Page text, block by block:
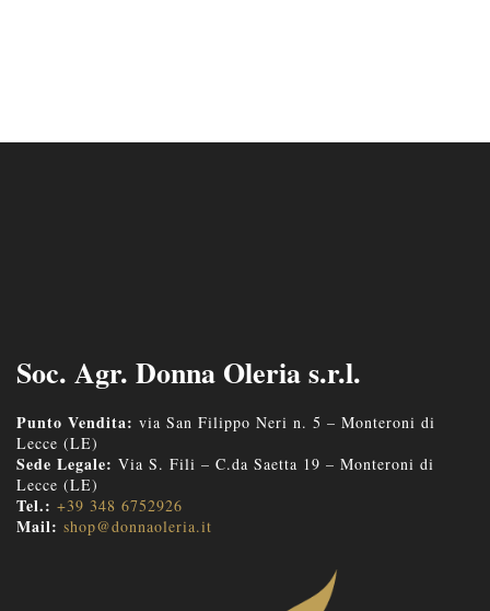
Soc. Agr. Donna Oleria s.r.l.
Punto Vendita: via San Filippo Neri n. 5 – Monteroni di
Lecce (LE)
Sede Legale: Via S. Fili – C.da Saetta 19 – Monteroni di
Lecce (LE)
Tel.: +39 348 6752926
Mail: shop@donnaoleria.it